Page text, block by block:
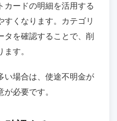
カードの明細を活用する
すくなります。カテゴリ
タを確認することで、削
す。
い場合は、使途不明金が
必要です。